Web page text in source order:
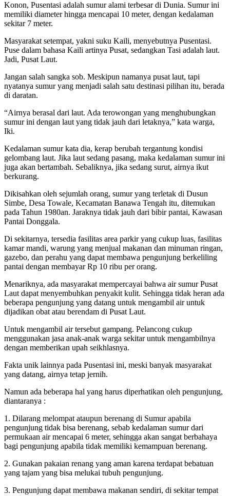
Konon, Pusentasi adalah sumur alami terbesar di Dunia. Sumur ini
memiliki diameter hingga mencapai 10 meter, dengan kedalaman
sekitar 7 meter.
Masyarakat setempat, yakni suku Kaili, menyebutnya Pusentasi.
Puse dalam bahasa Kaili artinya Pusat, sedangkan Tasi adalah laut.
Jadi, Pusat Laut.
Jangan salah sangka sob. Meskipun namanya pusat laut, tapi
nyatanya sumur yang menjadi salah satu destinasi pilihan itu, berada
di daratan.
“Airnya berasal dari laut. Ada terowongan yang menghubungkan
sumur ini dengan laut yang tidak jauh dari letaknya,” kata warga,
Iki.
Kedalaman sumur kata dia, kerap berubah tergantung kondisi
gelombang laut. Jika laut sedang pasang, maka kedalaman sumur ini
juga akan bertambah. Sebaliknya, jika sedang surut, airnya ikut
berkurang.
Dikisahkan oleh sejumlah orang, sumur yang terletak di Dusun
Simbe, Desa Towale, Kecamatan Banawa Tengah itu, ditemukan
pada Tahun 1980an. Jaraknya tidak jauh dari bibir pantai, Kawasan
Pantai Donggala.
Di sekitarnya, tersedia fasilitas area parkir yang cukup luas, fasilitas
kamar mandi, warung yang menjual makanan dan minuman ringan,
gazebo, dan perahu yang dapat membawa pengunjung berkeliling
pantai dengan membayar Rp 10 ribu per orang.
Menariknya, ada masyarakat mempercayai bahwa air sumur Pusat
Laut dapat menyembuhkan penyakit kulit. Sehingga tidak heran ada
beberapa pengunjung yang datang untuk mengambil air untuk
dijadikan obat atau berendam di Pusat Laut.
Untuk mengambil air tersebut gampang. Pelancong cukup
menggunakan jasa anak-anak warga sekitar untuk mengambilnya
dengan memberikan upah seikhlasnya.
Fakta unik lainnya pada Pusentasi ini, meski banyak masyarakat
yang datang, airnya tetap jernih.
Namun ada beberapa hal yang harus diperhatikan oleh pengunjung,
diantaranya :
1. Dilarang melompat ataupun berenang di Sumur apabila
pengunjung tidak bisa berenang, sebab kedalaman sumur dari
permukaan air mencapai 6 meter, sehingga akan sangat berbahaya
bagi pengunjung apabila tidak memiliki kemampuan berenang.
2. Gunakan pakaian renang yang aman karena terdapat bebatuan
yang tajam yang bisa melukai tubuh pengunjung.
3. Pengunjung dapat membawa makanan sendiri, di sekitar tempat